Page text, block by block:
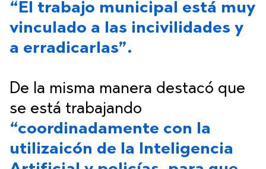
“El trabajo municipal está muy
vinculado a las incivilidades y
a erradicarlas”.
De la misma manera destacó que
se está trabajando
“coordinadamente con la
utilizaicón de la Inteligencia